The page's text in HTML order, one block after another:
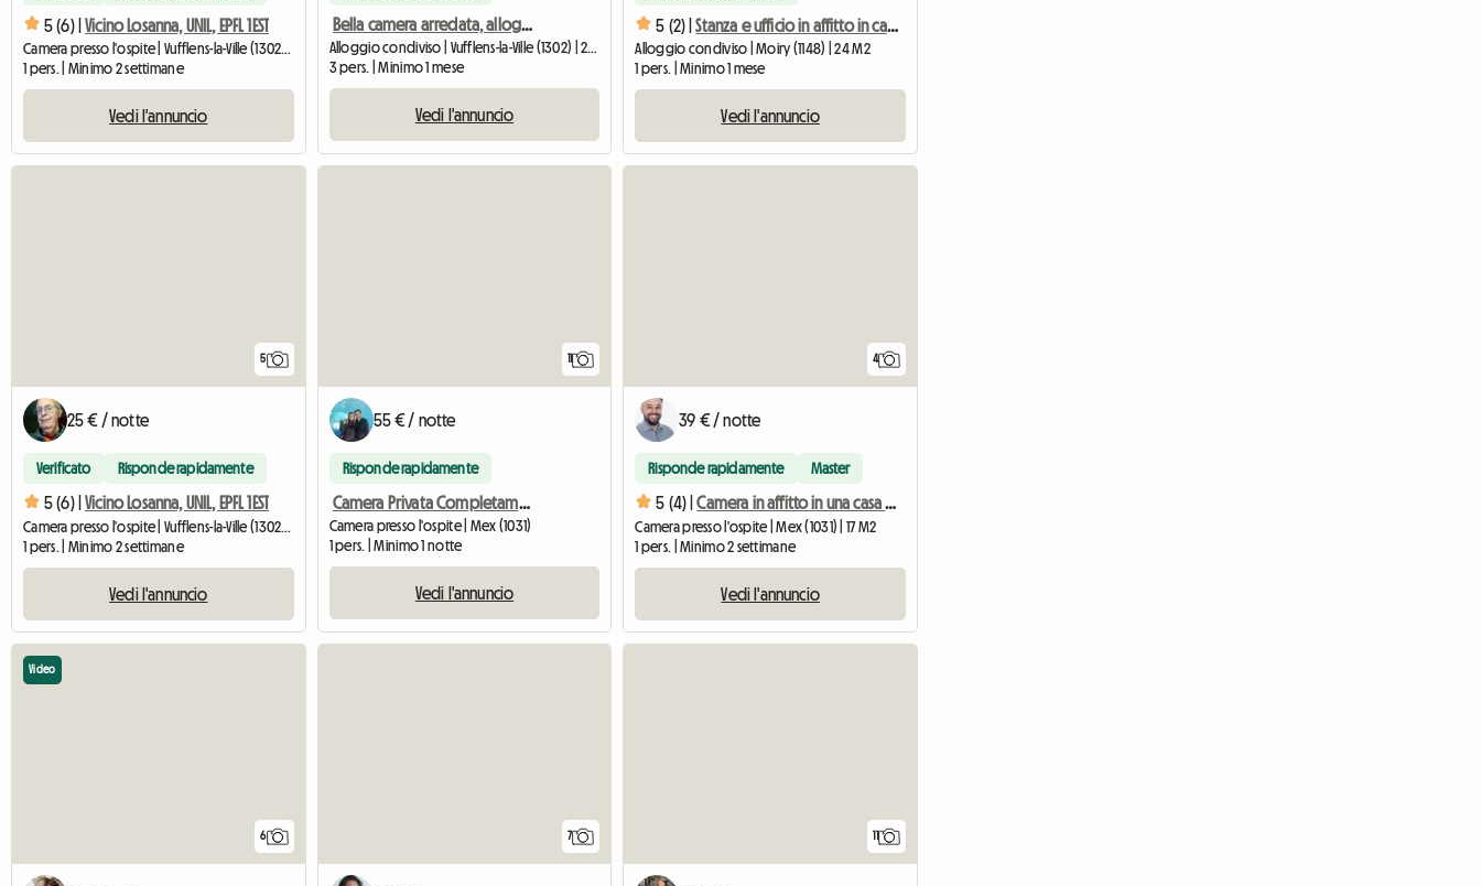
5 (6) | Vicino Losanna, UNIL, EPFL 1EST
Camera presso l'ospite | Vufflens-la-Ville (1302) | 22 M2
1 pers. | Minimo 2 settimane
Vedi l'annuncio
Bella camera arredata, alloggio condiviso, bagno privato
3 pers. | Minimo 1 mese
Vedi l'annuncio
5 (2) | Stanza e ufficio in affitto in campagna
Alloggio condiviso | Moiry (1148) | 24 M2
1 pers. | Minimo 1 mese
Vedi l'annuncio
5
25 € / notte
Verificato Risponde rapidamente
5 (6) | Vicino Losanna, UNIL, EPFL 1EST
1 pers. | Minimo 2 settimane
Vedi l'annuncio
11
55 € / notte
Risponde rapidamente
Camera Privata Completamente Attrezzata Con Accesso Al Bagno
Camera presso l'ospite | Mex (1031)
1 pers. | Minimo 1 notte
Vedi l'annuncio
4
39 € / notte
Risponde rapidamente Master
5 (4) | Camera in affitto in una casa a Mex (a 20 min da EPFL/UNIL)
Camera presso l'ospite | Mex (1031) | 17 M2
1 pers. | Minimo 2 settimane
Vedi l'annuncio
6
Video
7 11